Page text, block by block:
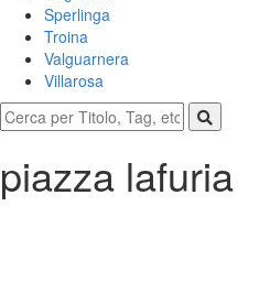
Sperlinga
Troina
Valguarnera
Villarosa
piazza lafuria